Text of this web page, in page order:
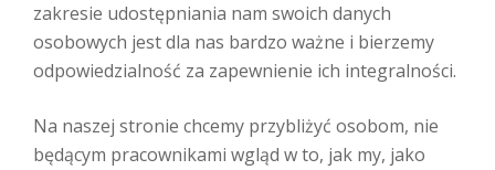
zakresie udostępniania nam swoich danych
osobowych jest dla nas bardzo ważne i bierzemy
odpowiedzialność za zapewnienie ich integralności.
Na naszej stronie chcemy przybliżyć osobom, nie
będącym pracownikami wgląd w to, jak my, jako